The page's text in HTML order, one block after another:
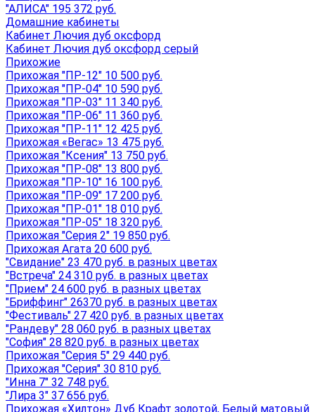
"АЛИСА" 195 372 руб.
Домашние кабинеты
Кабинет Лючия дуб оксфорд
Кабинет Лючия дуб оксфорд серый
Прихожие
Прихожая "ПР-12" 10 500 руб.
Прихожая "ПР-04" 10 590 руб.
Прихожая "ПР-03" 11 340 руб.
Прихожая "ПР-06" 11 360 руб.
Прихожая "ПР-11" 12 425 руб.
Прихожая «Вегас» 13 475 руб.
Прихожая "Ксения" 13 750 руб.
Прихожая "ПР-08" 13 800 руб.
Прихожая "ПР-10" 16 100 руб.
Прихожая "ПР-09" 17 200 руб.
Прихожая "ПР-01" 18 010 руб.
Прихожая "ПР-05" 18 320 руб.
Прихожая "Серия 2" 19 850 руб.
Прихожая Агата 20 600 руб.
"Свидание" 23 470 руб. в разных цветах
"Встреча" 24 310 руб. в разных цветах
"Прием" 24 600 руб. в разных цветах
"Бриффинг" 26370 руб. в разных цветах
"Фестиваль" 27 420 руб. в разных цветах
"Рандеву" 28 060 руб. в разных цветах
"София" 28 820 руб. в разных цветах
Прихожая "Серия 5" 29 440 руб.
Прихожая "Серия" 30 810 руб.
"Инна 7" 32 748 руб.
"Лира 3" 37 656 руб.
Прихожая «Хилтон» Дуб Крафт золотой, Белый матовый